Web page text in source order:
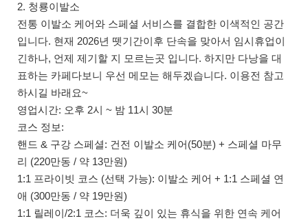
2. 청룡이발소
전통 이발소 케어와 스페셜 서비스를 결합한 이색적인 공간
입니다. 현재 2026년 뗏기간이후 단속을 맞아서 임시휴업이
긴하나, 언제 제기할 지 모르는곳 입니다. 하지만 다낭을 대
표하는 카페다보니 우선 메모는 해두겠습니다. 이용전 참고
하시길 바래요~
영업시간: 오후 2시 ~ 밤 11시 30분
코스 정보:
핸드 & 구강 스페셜: 건전 이발소 케어(50분) + 스페셜 마무
리 (220만동 / 약 13만원)
1:1 프라이빗 코스 (선택 가능): 이발소 케어 + 1:1 스페셜 연
애 (300만동 / 약 19만원)
1:1 릴레이/2:1 코스: 더욱 깊이 있는 휴식을 위한 연속 케어